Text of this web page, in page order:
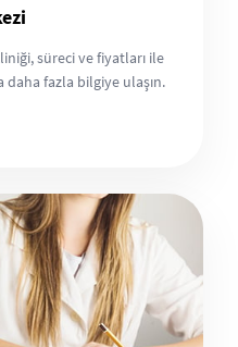
süreci ve fiyatları ile
daha fazla bilgiye ulaşın.